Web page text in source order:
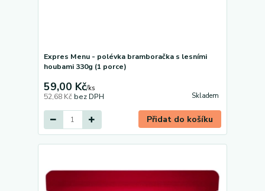
Expres Menu - polévka bramboračka s lesními
houbami 330g (1 porce)
59,00 Kč/ks
52,68 Kč bez DPH Skladem
Přidat do košíku